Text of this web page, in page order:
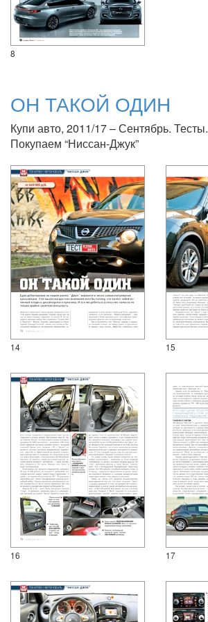
8
ОН ТАКОЙ ОДИН
Купи авто, 2011/17 – Сентябрь. Тесты.
Покупаем “Ниссан-Джук”
14 15
16 17